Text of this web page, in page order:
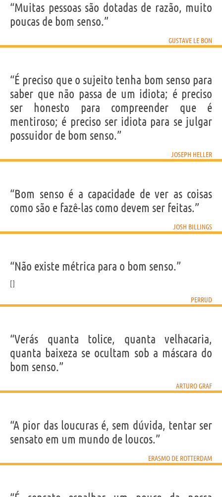
“Muitas pessoas são dotadas de razão, muito
poucas de bom senso.”
GUSTAVE LE BON
“É preciso que o sujeito tenha bom senso para
saber que não passa de um idiota; é preciso
ser honesto para compreender que é
mentiroso; é preciso ser idiota para se julgar
possuidor de bom senso.”
JOSEPH HELLER
“Bom senso é a capacidade de ver as coisas
como são e fazê-las como devem ser feitas.”
JOSH BILLINGS
“Não existe métrica para o bom senso.”
PERRUD
“Verás quanta tolice, quanta velhacaria,
quanta baixeza se ocultam sob a máscara do
bom senso.”
ARTURO GRAF
“A pior das loucuras é, sem dúvida, tentar ser
sensato em um mundo de loucos.”
ERASMO DE ROTTERDAM